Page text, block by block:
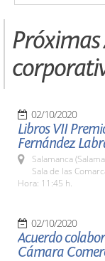
02/10/2020
Libros VII
Fernández
Salamanca
Sala de las
Hora: 11:45 h.
02/10/2020
Acuerdo
Cámara